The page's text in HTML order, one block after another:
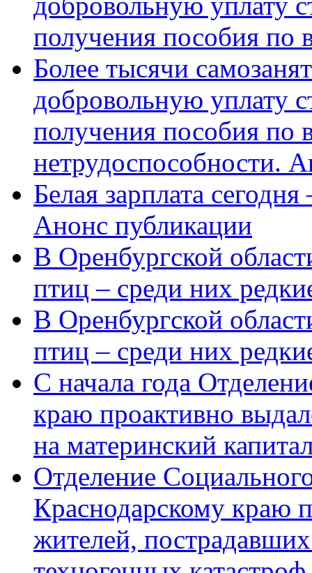
получения пособия по
Более тысячи
добровольную уплату
получения пособия по
нетрудоспособности.
Белая зарплата
Анонс публикации
В Оренбургской
птиц – среди них
В Оренбургской
птиц – среди них
С начала года
краю проактивно
на материнский
Отделение
Краснодарскому краю
жителей,